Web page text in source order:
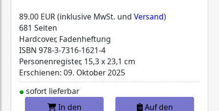
89.00 EUR (inklusive MwSt. und Versand)
681 Seiten
Hardcover, Fadenheftung
ISBN 978-3-7316-1621-4
Personenregister, 15,3 x 23,1 cm
Erschienen: 09. Oktober 2025
sofort lieferbar
In den
Auf den